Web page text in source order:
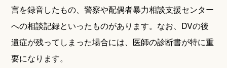
言を録音したもの、警察や配偶者暴力相談支援センター
への相談記録といったものがあります。なお、DVの後
遺症が残ってしまった場合には、医師の診断書が特に重
要になります。